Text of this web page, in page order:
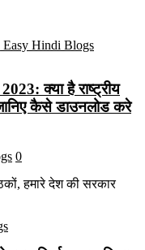
क्या है राष्ट्रीय
कैसे डाउनलोड करे
0
हमारे देश की सरकार